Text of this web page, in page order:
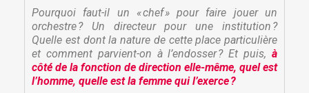
Pourquoi faut-il un « chef » pour faire jouer un
orchestre ? Un directeur pour une institution ?
Quelle est dont la nature de cette place particulière
et comment parvient-on à l’endosser ? Et puis, à
côté de la fonction de direction elle-même, quel est
l’homme, quelle est la femme qui l’exerce ?